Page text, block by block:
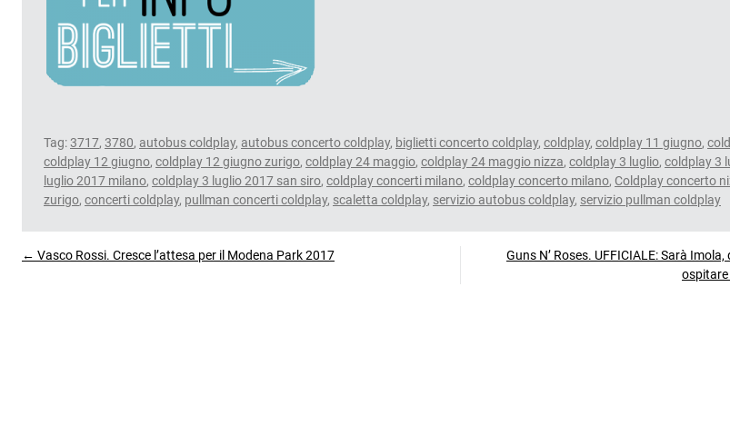
Tag:3717, 3780, autobus coldplay, autobus concerto coldplay, biglietti concerto coldplay, coldplay, coldplay 11 giugno,
coldplay 12 giugno, coldplay 12 giugno zurigo, coldplay 24 maggio, coldplay 24 maggio nizza, coldplay 3 luglio, coldplay 3
luglio 2017 milano, coldplay 3 luglio 2017 san siro, coldplay concerti milano, coldplay concerto milano, Coldplay concerto
zurigo, concerti coldplay, pullman concerti coldplay, scaletta coldplay, servizio autobus coldplay, servizio pullman coldplay
← Vasco Rossi. Cresce l’attesa per il Modena Park 2017
Guns N’ Roses. UFFICIALE: Sarà